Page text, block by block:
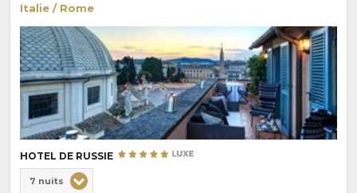
Italie / Rome
HOTEL DE RUSSIE
7 nuits